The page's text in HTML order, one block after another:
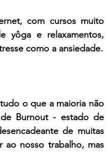
com cursos muito
yôga e relaxamentos,
como a ansiedade.
o que a maioria não
Burnout - estado de
de muitas
ao nosso trabalho, mas